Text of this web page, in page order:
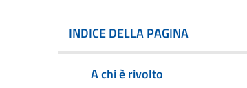
INDICE DELLA PAGINA
A chi è rivolto